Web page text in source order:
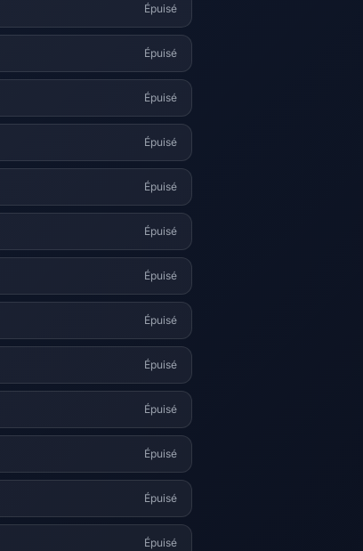
Épuisé
Épuisé
Épuisé
Épuisé
Épuisé
Épuisé
Épuisé
Épuisé
Épuisé
Épuisé
Épuisé
Épuisé
Épuisé